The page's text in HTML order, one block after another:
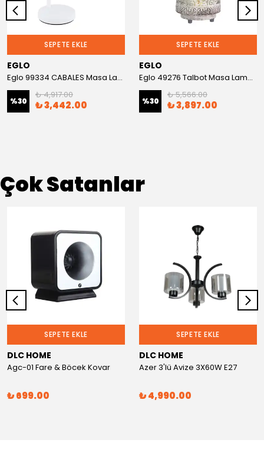
SEPETE EKLE
EGLO
Eglo 99334 CABALES Masa Lambası
%30
₺ 4,917.00
₺ 3,442.00
SEPETE EKLE
EGLO
Eglo 49276 Talbot Masa Lambası
%30
₺ 5,566.00
₺ 3,897.00
Çok Satanlar
SEPETE EKLE
DLC HOME
Agc-01 Fare & Böcek Kovar
₺ 699.00
SEPETE EKLE
DLC HOME
Azer 3'lü Avize 3X60W E27
₺ 4,990.00